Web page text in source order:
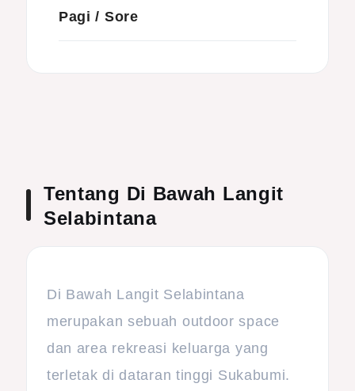
Pagi / Sore
Tentang Di Bawah Langit
Selabintana
Di Bawah Langit Selabintana
merupakan sebuah outdoor space
dan area rekreasi keluarga yang
terletak di dataran tinggi Sukabumi.